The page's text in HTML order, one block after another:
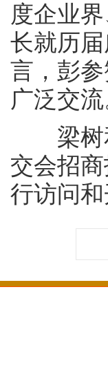
度企业
长就历
言，彭
广泛交
梁树和
交会招
行访问和